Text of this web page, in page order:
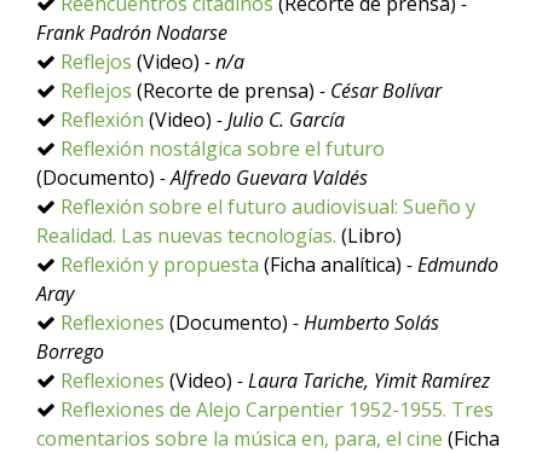
Frank Padrón Nodarse
Reflejos (Video) - n/a
Reflejos (Recorte de prensa) - César Bolívar
Reflexión (Video) - Julio C. García
Reflexión nostálgica sobre el futuro
(Documento) - Alfredo Guevara Valdés
Reflexión sobre el futuro audiovisual: Sueño y
Realidad. Las nuevas tecnologías. (Libro)
Reflexión y propuesta (Ficha analítica) - Edmundo
Aray
Reflexiones (Documento) - Humberto Solás
Borrego
Reflexiones (Video) - Laura Tariche, Yimit Ramírez
Reflexiones de Alejo Carpentier 1952-1955. Tres
comentarios sobre la música en, para, el cine (Ficha